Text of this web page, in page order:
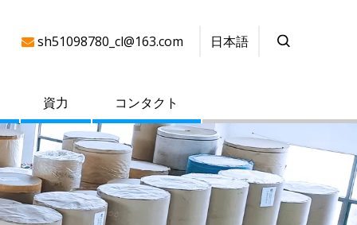
 sh51098780_cl@163.com 日本語
資力 コンタクト